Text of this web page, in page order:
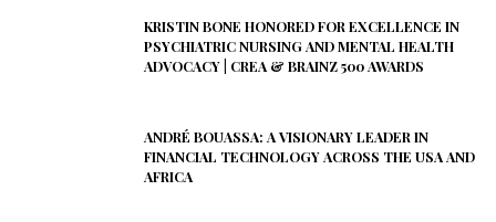
KRISTIN BONE HONORED FOR EXCELLENCE IN
PSYCHIATRIC NURSING AND MENTAL HEALTH
ADVOCACY | CREA & BRAINZ 500 AWARDS
ANDRÉ BOUASSA: A VISIONARY LEADER IN
FINANCIAL TECHNOLOGY ACROSS THE USA AND
AFRICA